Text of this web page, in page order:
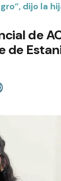
dijo la
de
de